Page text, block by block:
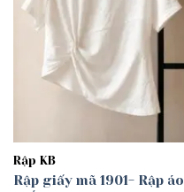
Rập KB
Rập giấy mã 1901- Rập áo